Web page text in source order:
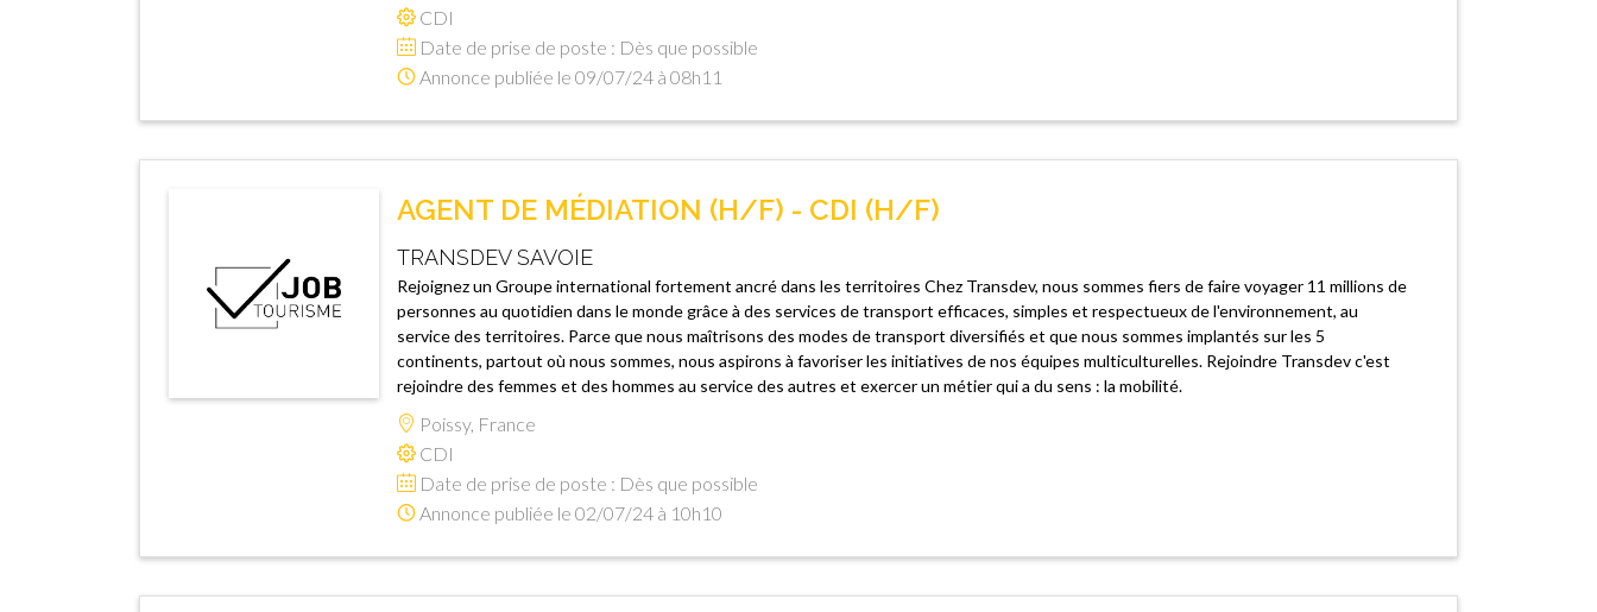
CDI
Date de prise de poste : Dès que possible
Annonce publiée le 09/07/24 à 08h11
AGENT DE MÉDIATION (H/F) - CDI (H/F)
TRANSDEV SAVOIE
Rejoignez un Groupe international fortement ancré dans les territoires Chez Transdev, nous sommes fiers de faire voyager 11 millions de
personnes au quotidien dans le monde grâce à des services de transport efficaces, simples et respectueux de l'environnement, au
service des territoires. Parce que nous maîtrisons des modes de transport diversifiés et que nous sommes implantés sur les 5
continents, partout où nous sommes, nous aspirons à favoriser les initiatives de nos équipes multiculturelles. Rejoindre Transdev c'est
rejoindre des femmes et des hommes au service des autres et exercer un métier qui a du sens : la mobilité.
Poissy, France
CDI
Date de prise de poste : Dès que possible
Annonce publiée le 02/07/24 à 10h10